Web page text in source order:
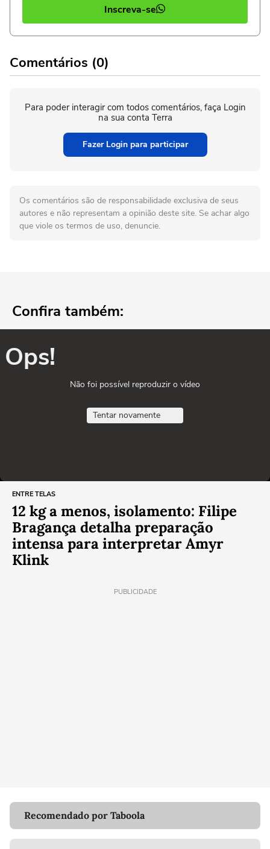
Inscreva-se
Comentários (0)
Para poder interagir com todos comentários, faça Login
na sua conta Terra
Fazer Login para participar
Os comentários são de responsabilidade exclusiva de seus
autores e não representam a opinião deste site. Se achar algo
que viole os termos de uso, denuncie.
Confira também:
Ops!
Não foi possível reproduzir o vídeo
Tentar novamente
ENTRE TELAS
12 kg a menos, isolamento: Filipe
Bragança detalha preparação
intensa para interpretar Amyr
Klink
PUBLICIDADE
Recomendado por Taboola